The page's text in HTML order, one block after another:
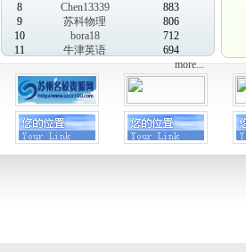
8
Chen13339
883
9
苏科物理
806
10
bora18
712
11
牛津英语
694
more...